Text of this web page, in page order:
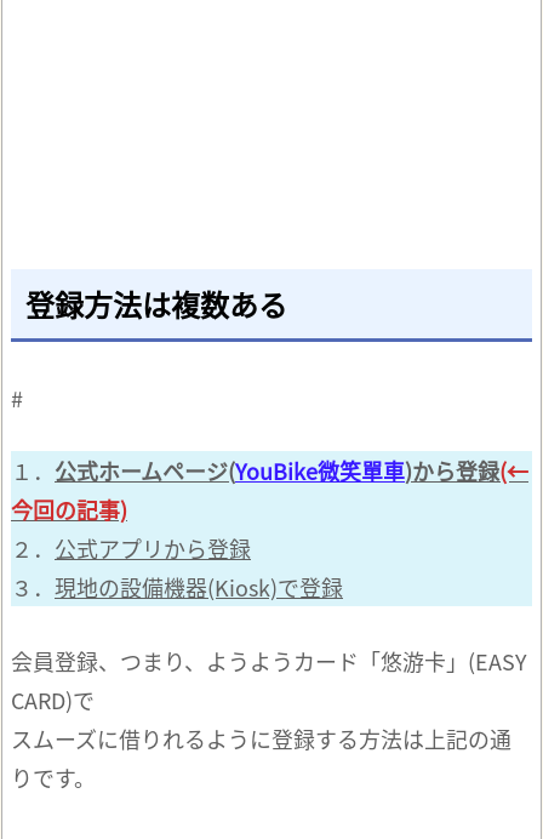
登録方法は複数ある
#
１． 公式ホームページ(YouBike微笑單車)から登録(←
今回の記事)
２． 公式アプリから登録
３． 現地の設備機器(Kiosk)で登録
会員登録、つまり、ようようカード「悠游卡」(EASY
CARD)で
スムーズに借りれるように登録する方法は上記の通
りです。